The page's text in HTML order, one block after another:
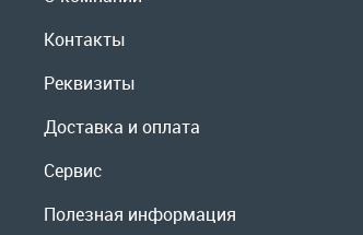
Полезная информация